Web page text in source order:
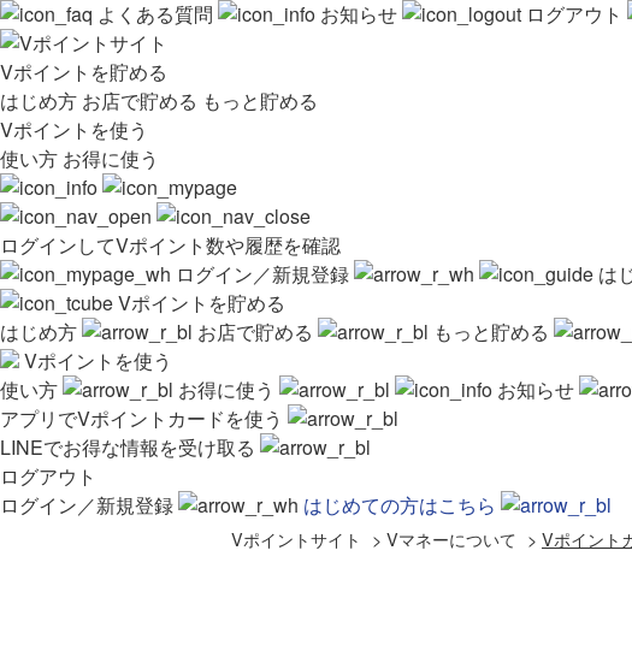
よくある質問 お知らせ ログアウト
Vポイントを貯める
はじめ方 お店で貯める もっと貯める
Vポイントを使う
使い方 お得に使う
ログインしてVポイント数や履歴を確認
ログイン／新規登録
は
Vポイントを貯める
はじめ方
お店で貯める
もっと貯める
Vポイントを使う
使い方
お得に使う お知らせ
アプリでVポイントカードを使う
LINEでお得な情報を受け取る
ログアウト
ログイン／新規登録
はじめての方はこちら
Vポイントサイト > Vマネーについて > Vポイント